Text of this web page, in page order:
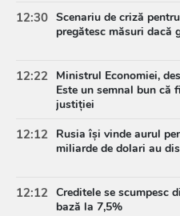
12:30 Scenariu de criză
pregătesc măsuri dacă
12:22 Ministrul Economiei,
Este un semnal bun că
justiției
12:12 Rusia își vinde aurul
miliarde de dolari au
12:12 Creditele se scumpesc
bază la 7,5%